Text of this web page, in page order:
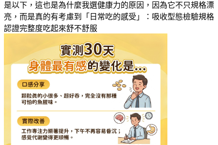
是以下，這也是為什麼我選健康力的原因，因為它不只規格漂
亮，而是真的有考慮到「日常吃的感受」：吸收型態檢驗規格
認證完整度吃起來舒不舒服